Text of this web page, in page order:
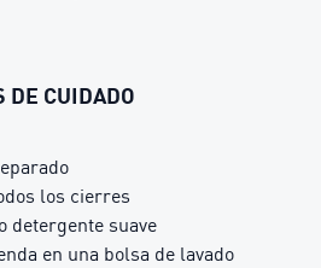
DE CUIDADO
los cierres
detergente suave
en una bolsa de lavado